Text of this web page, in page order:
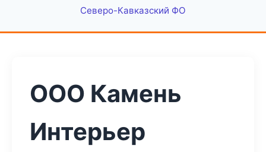
Северо-Кавказский ФО
ООО Камень
Интерьер